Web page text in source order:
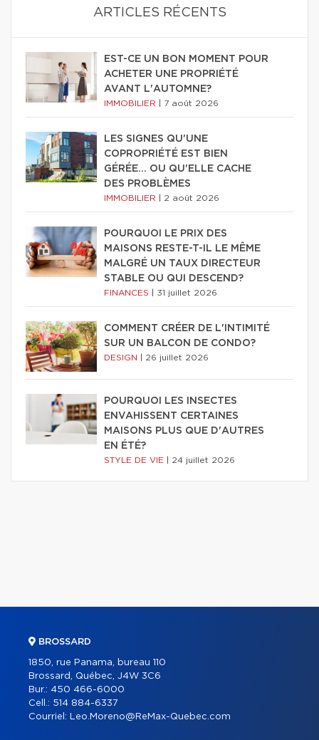
ARTICLES RÉCENTS
EST-CE UN BON MOMENT POUR
ACHETER UNE PROPRIÉTÉ
AVANT L'AUTOMNE?
IMMOBILIER 7 août 2026
LES SIGNES QU'UNE
COPROPRIÉTÉ EST BIEN
GÉRÉE… OU QU'ELLE CACHE
DES PROBLÈMES
IMMOBILIER 2 août 2026
POURQUOI LE PRIX DES
MAISONS RESTE-T-IL LE MÊME
MALGRÉ UN TAUX DIRECTEUR
STABLE OU QUI DESCEND?
FINANCES 31 juillet 2026
COMMENT CRÉER DE L'INTIMITÉ
SUR UN BALCON DE CONDO?
DESIGN 26 juillet 2026
POURQUOI LES INSECTES
ENVAHISSENT CERTAINES
MAISONS PLUS QUE D'AUTRES
EN ÉTÉ?
STYLE DE VIE 24 juillet 2026
BROSSARD
1850, rue Panama, bureau 110
Brossard, Québec, J4W 3C6
Bur.: 450 466-6000
Cell.: 514 884-6337
Courriel: Leo.Moreno@ReMax-Quebec.com